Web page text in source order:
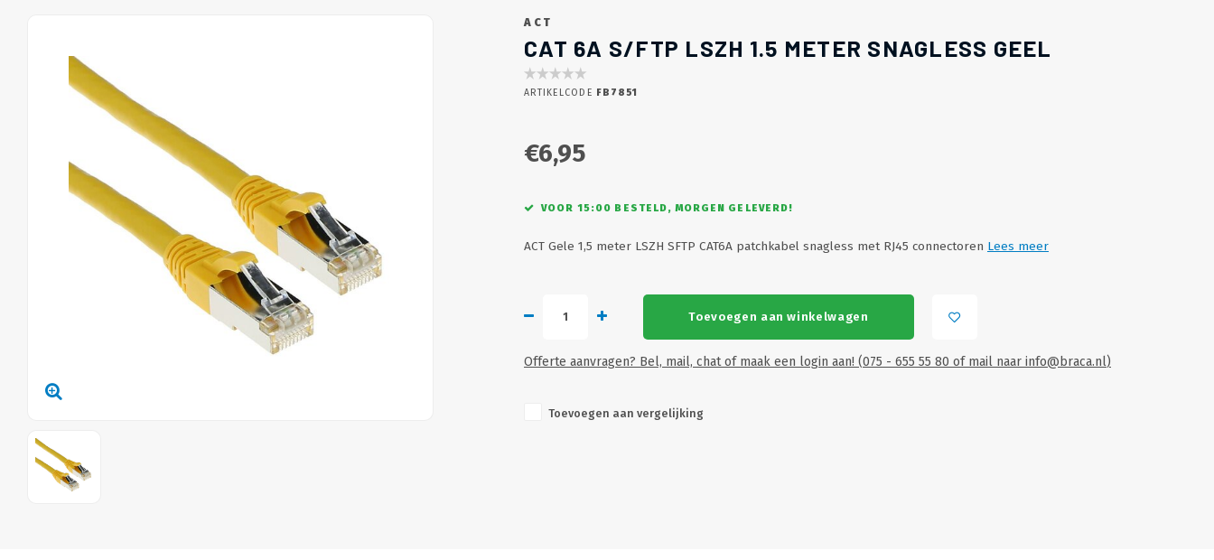
ACT
CAT 6A S/FTP LSZH 1.5 METER SNAGLESS GEEL
ARTIKELCODE FB7851
€6,95
VOOR 15:00 BESTELD, MORGEN GELEVERD!
ACT Gele 1,5 meter LSZH SFTP CAT6A patchkabel snagless met RJ45 connectoren Lees meer
Toevoegen aan winkelwagen
Offerte aanvragen? Bel, mail, chat of maak een login aan! (075 - 655 55 80 of mail naar info@braca.nl)
Toevoegen aan vergelijking